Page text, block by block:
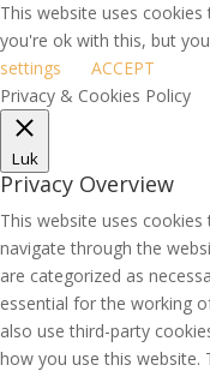
This website uses
you're ok with this, but
settings
ACCEPT
Privacy & Cookies Policy
Luk
Privacy Overview
This website uses
navigate through the
are categorized as
essential for the working
also use third-party
how you use this website.